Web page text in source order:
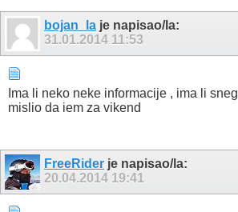
bojan_la je napisao/la:
31.01.2014 11:53
Ima li neko neke informacije , ima li
mislio da iem za vikend
FreeRider je napisao/la:
20.04.2014 19:41